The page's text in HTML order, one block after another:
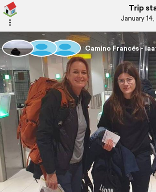
Trip
January
Camino Francés -